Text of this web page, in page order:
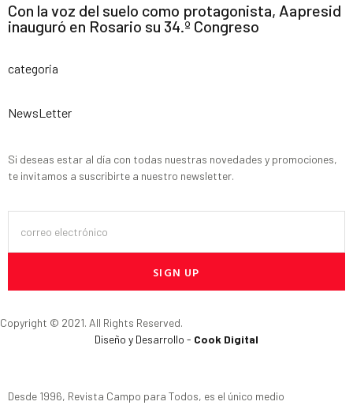
Con la voz del suelo como protagonista, Aapresid
inauguró en Rosario su 34.º Congreso
categoria
NewsLetter
Si deseas estar al día con todas nuestras novedades y promociones,
te invitamos a suscribirte a nuestro newsletter.
SIGN UP
Copyright © 2021. All Rights Reserved.
Diseño y Desarrollo - Cook Digital
Desde 1996, Revista Campo para Todos, es el único medio